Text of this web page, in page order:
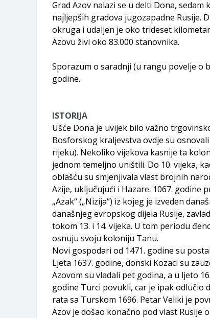
Zahtjev za izdavanje
Obavještenje o zabrani
Obavještenje za preduzetnika
Grad Azov nalazi se u delti Dona,
najljepših gradova jugozapadne Rusije.
okruga i udaljen je oko trideset
Azovu živi oko 83.000 stanovnika.
Sporazum o saradnji (u rangu povelje o
godine.
ISTORIJA
Ušće Dona je uvijek bilo važno
Bosforskog kraljevstva ovdje su
rijeku). Nekoliko vijekova kasnije ta
jednom temeljno uništili. Do 10. vijeka,
oblašću su smjenjivala vlast brojnih
Azije, uključujući i Hazare. 1067. godine
„Azak“ („Nizija“) iz kojeg je izveden
današnjeg evropskog dijela Rusije,
tokom 13. i 14. vijeka. U tom periodu
osnuju svoju koloniju Tanu.
Novi gospodari od 1471. godine su
Ljeta 1637. godine, donski Kozaci su
Azovom su vladali pet godina, a u ljeto
godine Turci povukli, car je ipak odlučio
rata sa Turskom 1696. Petar Veliki je
Azov je došao konačno pod vlast Rusije